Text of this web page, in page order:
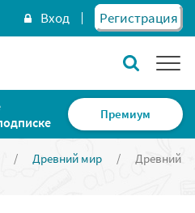
Вход Регистрация
Премиум
/ Древний мир /
Древний